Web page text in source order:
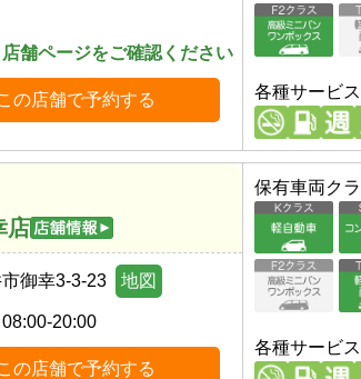
店舗ページをご確認ください
の店舗で予約する 各種サービス
店
御幸3-3-23 地図
08:00-20:00
の店舗で予約する
保有車両ク
各種サービス